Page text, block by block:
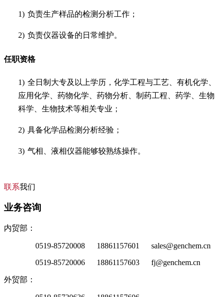
1) 负责生产样品的检测分析工作；
2) 负责仪器设备的日常维护。
任职资格
1) 全日制大专及以上学历，化学工程与工艺、有机化学、
应用化学、药物化学、药物分析、制药工程、药学、生物
科学、生物技术等相关专业；
2) 具备化学品检测分析经验；
3) 气相、液相仪器能够较熟练操作。
联系我们
业务咨询
内贸部：
0519-85720008 18861157601 sales@genchem.cn
0519-85720006 18861157603 fj@genchem.cn
外贸部：